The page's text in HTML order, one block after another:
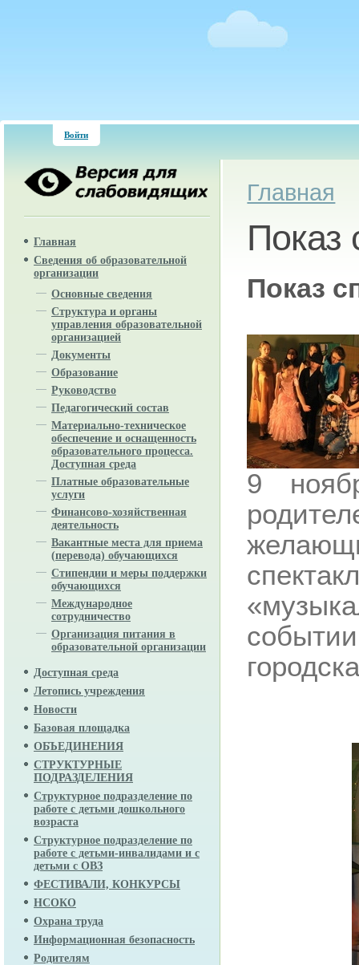
Войти
Главная
Сведения об образовательной
организации
Основные сведения
Структура и органы
управления образовательной
организацией
Документы
Образование
Руководство
Педагогический состав
Материально-техническое
обеспечение и оснащенность
образовательного процесса.
Доступная среда
Платные образовательные
услуги
Финансово-хозяйственная
деятельность
Вакантные места для приема
(перевода) обучающихся
Стипендии и меры поддержки
обучающихся
Международное
сотрудничество
Организация питания в
образовательной организации
Доступная среда
Летопись учреждения
Новости
Базовая площадка
ОБЪЕДИНЕНИЯ
СТРУКТУРНЫЕ
ПОДРАЗДЕЛЕНИЯ
Структурное подразделение по
работе с детьми дошкольного
возраста
Структурное подразделение по
работе с детьми-инвалидами и с
детьми с ОВЗ
ФЕСТИВАЛИ, КОНКУРСЫ
НСОКО
Охрана труда
Информационная безопасность
Родителям
Вы здесь
Главная
Показ
Показ
9